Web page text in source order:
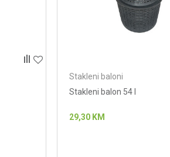
Stakleni baloni
Stakleni balon 54 l
29,30 KM